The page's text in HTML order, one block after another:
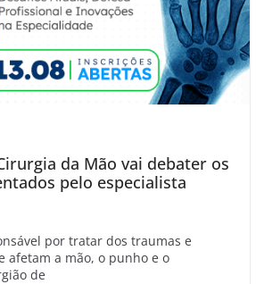
da Mão vai debater os
pelo especialista
por tratar dos traumas e
afetam a mão, o punho e o
de